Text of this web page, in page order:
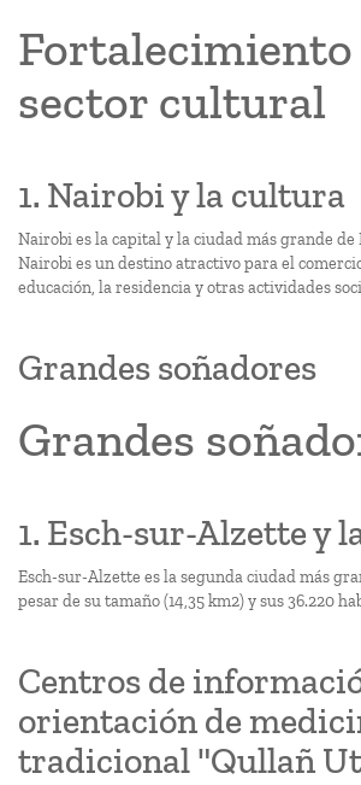
Fortalecimiento
sector cultural
1. Nairobi y la cultura
Nairobi es la capital y la ciudad más grande de
Nairobi es un destino atractivo para el
educación, la residencia y otras actividades
Grandes soñadores
Grandes
1. Esch-sur-Alzette y
Esch-sur-Alzette es la segunda ciudad más
pesar de su tamaño (14,35 km2) y sus 36.220
Centros de
orientación de
tradicional "Qullañ